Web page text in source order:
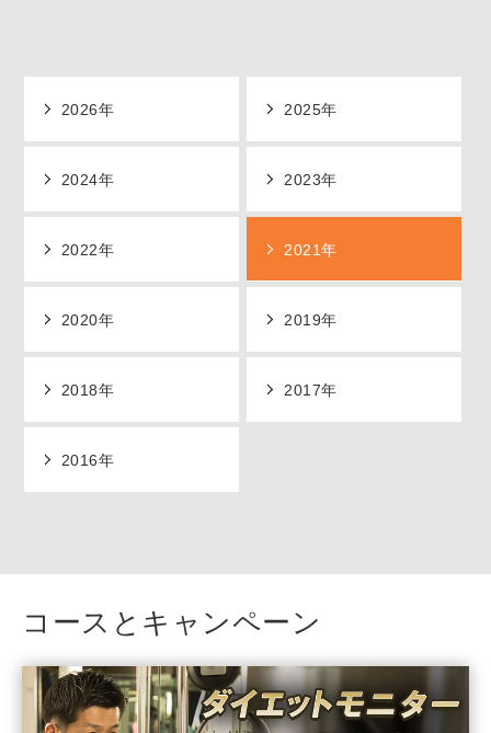
2026年 2025年
2024年 2023年
2022年 2021年
2020年 2019年
2018年 2017年
2016年
コースとキャンペーン